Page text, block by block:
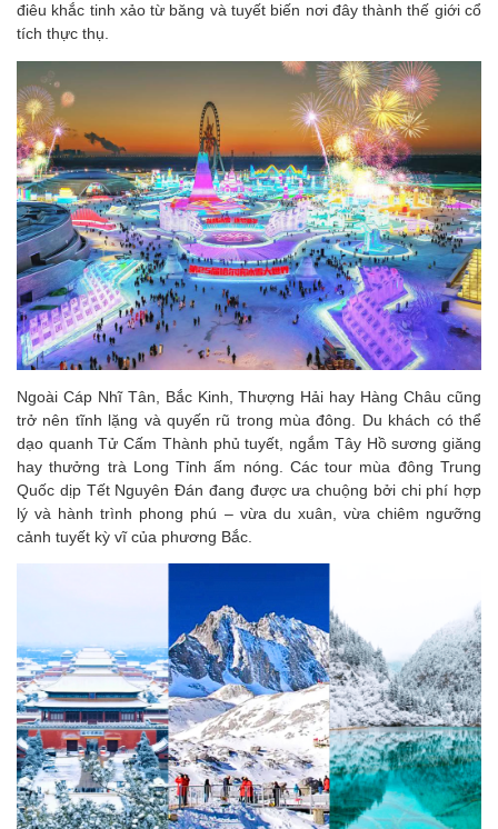
điêu khắc tinh xảo từ băng và tuyết biến nơi đây thành thế giới cổ
tích thực thụ.
Ngoài Cáp Nhĩ Tân, Bắc Kinh, Thượng Hải hay Hàng Châu cũng
trở nên tĩnh lặng và quyến rũ trong mùa đông. Du khách có thể
dạo quanh Tử Cấm Thành phủ tuyết, ngắm Tây Hồ sương giăng
hay thưởng trà Long Tỉnh ấm nóng. Các tour mùa đông Trung
Quốc dịp Tết Nguyên Đán đang được ưa chuộng bởi chi phí hợp
lý và hành trình phong phú – vừa du xuân, vừa chiêm ngưỡng
cảnh tuyết kỳ vĩ của phương Bắc.